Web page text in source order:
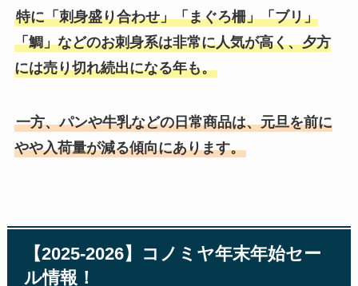
特に「刺身盛り合わせ」「まぐろ柵」「ブリ」
「鯛」などのお刺身系は非常に人気が高く、夕方
には売り切れ続出になる年も。
一方、パンや牛乳などの日常商品は、元旦を前に
やや入荷量が減る傾向にあります。
【2025-2026】コノミヤ年末年始セー
ル情報！